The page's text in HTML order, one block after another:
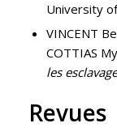
University
VINCENT
COTTIAS
les
Revues